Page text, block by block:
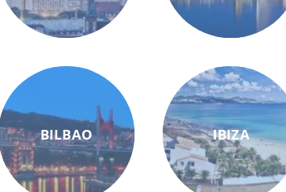
BILBAO IBIZA